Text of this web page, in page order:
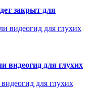
закрыт для
видеогид для глухих
для глухих